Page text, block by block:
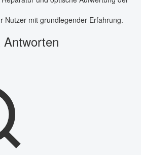
Nutzer mit grundlegender Erfahrung.
Antworten